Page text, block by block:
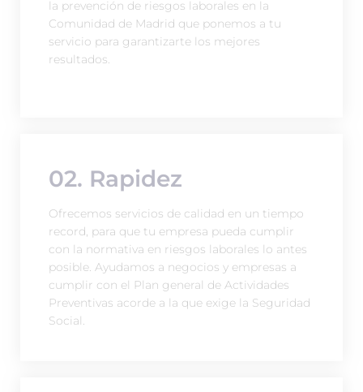
la prevención de riesgos laborales en la
Comunidad de Madrid que ponemos a tu
servicio para garantizarte los mejores
resultados.
02. Rapidez
Ofrecemos servicios de calidad en un tiempo
record, para que tu empresa pueda cumplir
con la normativa en riesgos laborales lo antes
posible. Ayudamos a negocios y empresas a
cumplir con el Plan general de Actividades
Preventivas acorde a la que exige la Seguridad
Social.